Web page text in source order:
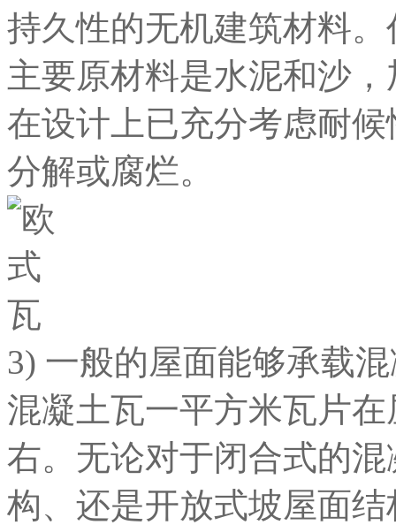
持久性的无机建筑材料
主要原材料是水泥和沙
在设计上已充分考虑耐
分解或腐烂。
3) 一般的屋面能够承载
混凝土瓦一平方米瓦片
右。无论对于闭合式的
构、还是开放式坡屋面